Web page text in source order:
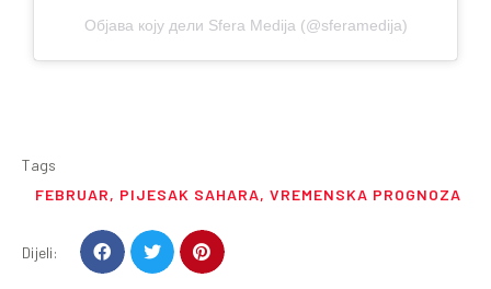
Објава коју дели Sfera Medija (@sferamedija)
Tags
FEBRUAR, PIJESAK SAHARA, VREMENSKA PROGNOZA
Dijeli: